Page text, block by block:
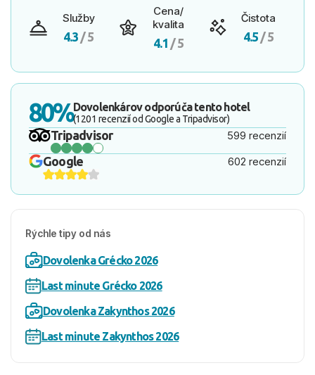
Služby
4.3 / 5
Cena/
kvalita
4.1 / 5
Čistota
4.5 / 5
80%Dovolenkárov odporúča tento hotel
(1201 recenzií od Google a Tripadvisor)
Tripadvisor 599 recenzií
Google 602 recenzií
Rýchle tipy od nás
Dovolenka Grécko 2026
Last minute Grécko 2026
Dovolenka Zakynthos 2026
Last minute Zakynthos 2026